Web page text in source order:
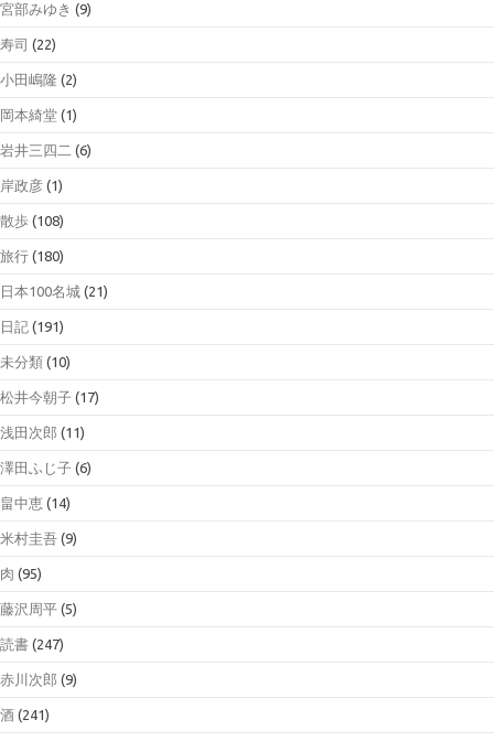
宮部みゆき (9)
寿司 (22)
小田嶋隆 (2)
岡本綺堂 (1)
岩井三四二 (6)
岸政彦 (1)
散歩 (108)
旅行 (180)
日本100名城 (21)
日記 (191)
未分類 (10)
松井今朝子 (17)
浅田次郎 (11)
澤田ふじ子 (6)
畠中恵 (14)
米村圭吾 (9)
肉 (95)
藤沢周平 (5)
読書 (247)
赤川次郎 (9)
酒 (241)